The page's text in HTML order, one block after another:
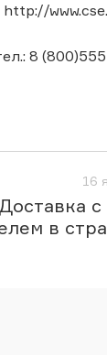
8
16
Доставка с
в